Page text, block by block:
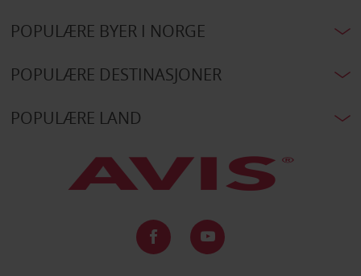
POPULÆRE BYER I NORGE
POPULÆRE DESTINASJONER
POPULÆRE LAND